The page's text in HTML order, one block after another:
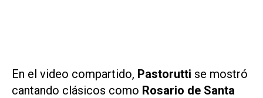
En el video compartido, Pastorutti se mostró
cantando clásicos como Rosario de Santa